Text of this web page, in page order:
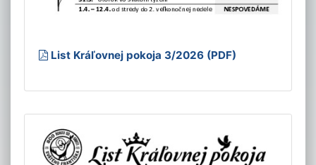
List Kráľovnej pokoja 3/2026 (PDF)